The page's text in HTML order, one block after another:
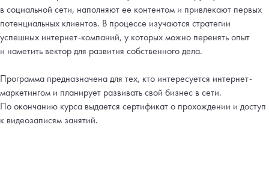
в социальной сети, наполняют ее контентом и привлекают первых
потенциальных клиентов. В процессе изучаются стратегии
успешных интернет-компаний, у которых можно перенять опыт
и наметить вектор для развития собственного дела.
Программа предназначена для тех, кто интересуется интернет-
маркетингом и планирует развивать свой бизнес в сети.
По окончанию курса выдается сертификат о прохождении и доступ
к видеозаписям занятий.